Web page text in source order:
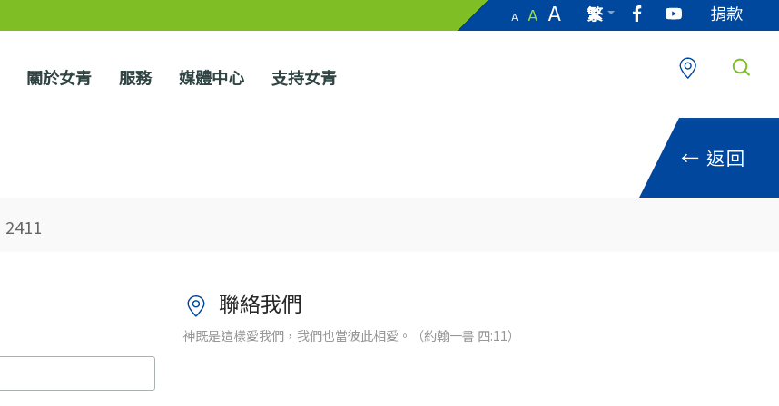
A A A
繁
捐款
關於女青 服務 媒體中心 支持女青
← 返回
2411
聯絡我們
神既是這樣愛我們，我們也當彼此相愛。（約翰一書 四:11）